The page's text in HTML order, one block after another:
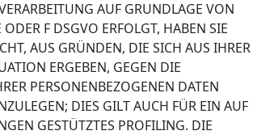
AUF GRUNDLAGE VON
ODER F DSGVO ERFOLGT, HABEN SIE
AUS GRÜNDEN, DIE SICH AUS IHRER
ERGEBEN, GEGEN DIE
PERSONENBEZOGENEN DATEN
DIES GILT AUCH FÜR EIN AUF
GESTÜTZTES PROFILING. DIE